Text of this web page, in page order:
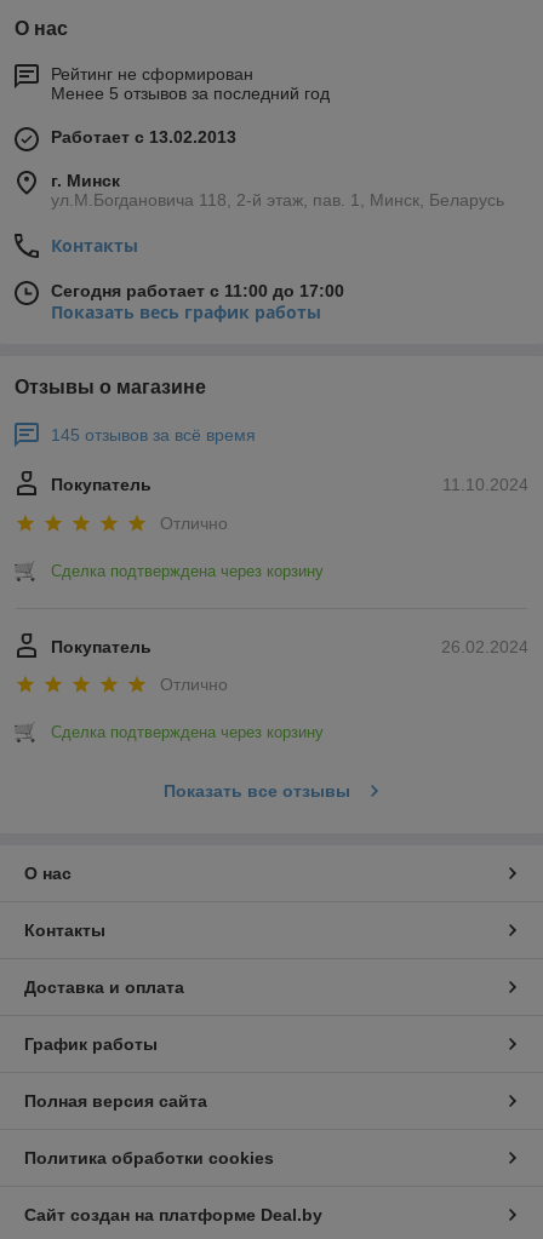
О нас
Рейтинг не сформирован
Менее 5 отзывов за последний год
Работает с 13.02.2013
г. Минск
ул.М.Богдановича 118, 2-й этаж, пав. 1, Минск, Беларусь
Контакты
Сегодня работает с 11:00 до 17:00
Показать весь график работы
Отзывы о магазине
145 отзывов за всё время
11.10.2024
Покупатель
Отлично
Сделка подтверждена через корзину
26.02.2024
Покупатель
Отлично
Сделка подтверждена через корзину
Показать все отзывы
О нас
Контакты
Доставка и оплата
График работы
Полная версия сайта
Политика обработки cookies
Сайт создан на платформе Deal.by